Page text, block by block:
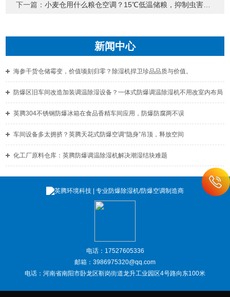
下一篇：小麦仓用什么粮仓空调？15℃低温储粮，抑制虫害滋生
新闻中心
海参干货仓储霉变，价值顷刻归零？除湿机捍卫珍品品质与价值。
防爆区旧车间改造加装调温除湿设备？一体式防爆调温除湿机不用改室内布局
英腾304不锈钢防爆冰箱在食品香精车间应用，防爆防腐两不误
车间设备多太拥挤？英腾天花式防爆空调“隐身”吊顶，释放空间
化工厂原料仓库：英腾防爆调温除湿机解决潮湿结块难题
电话：17527605336
邮箱：3986975320@qq.com
电话：河南省南阳市卧龙区靳岗街道龙升工业园区4号路向东100米